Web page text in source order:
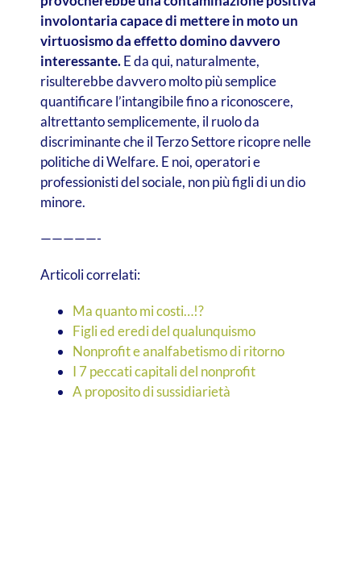
involontaria capace di mettere in moto un
virtuosismo da effetto domino davvero
interessante.E da qui, naturalmente,
risulterebbe davvero molto più semplice
quantificare l’intangibile fino a riconoscere,
altrettanto semplicemente, il ruolo da
discriminante che il Terzo Settore ricopre nelle
politiche di Welfare. E noi, operatori e
professionisti del sociale, non più figli di un dio
minore.
—————-
Articoli correlati:
Ma quanto mi costi…!?
Figli ed eredi del qualunquismo
Nonprofit e analfabetismo di ritorno
I 7 peccati capitali del nonprofit
A proposito di sussidiarietà